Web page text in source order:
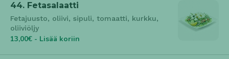
44. Fetasalaatti
Fetajuusto, oliivi, sipuli, tomaatti, kurkku,
oliiviöljy
13,00€ - Lisää koriin